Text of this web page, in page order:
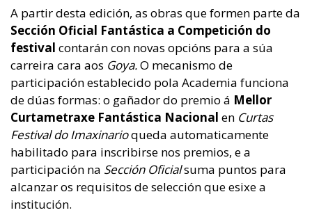
A partir desta edición, as obras que formen parte da
Sección Oficial Fantástica a Competición do
festival contarán con novas opcións para a súa
carreira cara aos Goya.O mecanismo de
participación establecido pola Academia funciona
de dúas formas: o gañador do premio á Mellor
Curtametraxe Fantástica Nacional en Curtas
Festival do Imaxinarioqueda automaticamente
habilitado para inscribirse nos premios, e a
participación na Sección Oficialsuma puntos para
alcanzar os requisitos de selección que esixe a
institución.